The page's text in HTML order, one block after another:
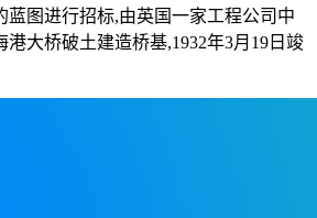
蓝图进行招标,由英国一家工程公司中
港大桥破土建造桥基,1932年3月19日竣